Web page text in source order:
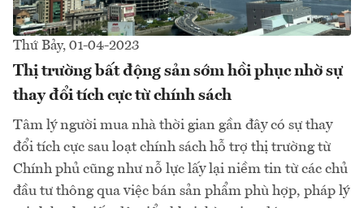
Thứ Bảy, 01-04-2023
Thị trường bất động sản sớm hồi phục nhờ sự
thay đổi tích cực từ chính sách
Tâm lý người mua nhà thời gian gần đây có sự thay
đổi tích cực sau loạt chính sách hỗ trợ thị trường từ
Chính phủ cũng như nỗ lực lấy lại niềm tin từ các chủ
đầu tư thông qua việc bán sản phẩm phù hợp, pháp lý